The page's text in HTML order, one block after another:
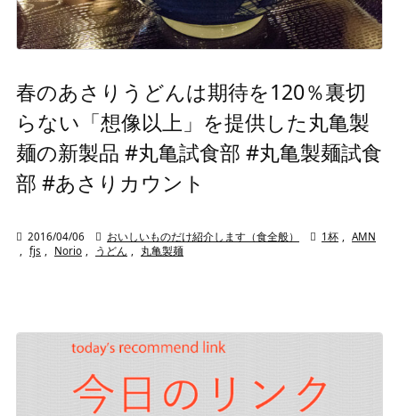
春のあさりうどんは期待を120％裏切
らない「想像以上」を提供した丸亀製
麺の新製品 #丸亀試食部 #丸亀製麺試食
部 #あさりカウント
 2016/04/06  おいしいものだけ紹介します（食全般）  1杯
AMN
fjs Norio うどん 丸亀製麺